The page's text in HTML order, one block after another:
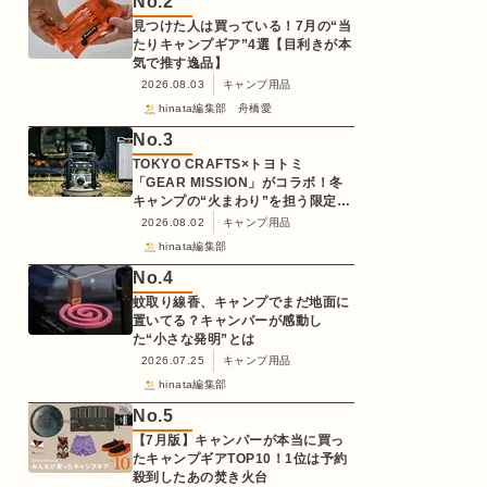
見つけた人は買っている！7月の“当
たりキャンプギア”4選【目利きが本
気で推す逸品】
2026.08.03
キャンプ用品
hinata編集部 舟橋愛
No.3
TOKYO CRAFTS×トヨトミ
「GEAR MISSION」がコラボ！冬
キャンプの“火まわり”を担う限定
K3クッキングストーブが登場
2026.08.02
キャンプ用品
hinata編集部
No.4
蚊取り線香、キャンプでまだ地面に
置いてる？キャンパーが感動し
た“小さな発明”とは
2026.07.25
キャンプ用品
hinata編集部
No.5
【7月版】キャンパーが本当に買っ
たキャンプギアTOP10！1位は予約
殺到したあの焚き火台